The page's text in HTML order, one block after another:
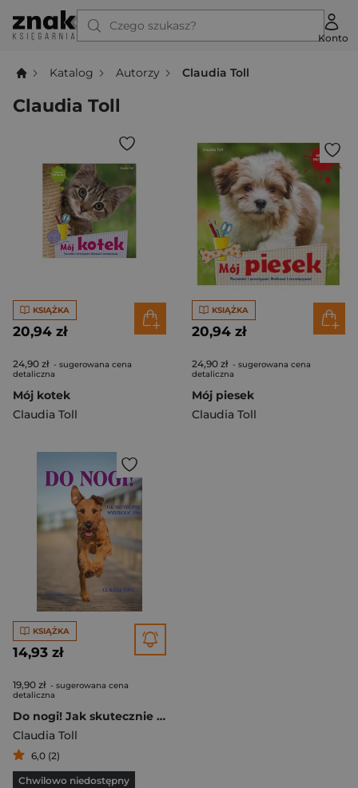
Czego szukasz?
Konto
Katalog Autorzy Claudia Toll
Claudia Toll
KSIĄŻKA
20,94 zł
24,90 zł - sugerowana cena
detaliczna
Mój kotek
Claudia Toll
KSIĄŻKA
20,94 zł
24,90 zł - sugerowana cena
detaliczna
Mój piesek
Claudia Toll
KSIĄŻKA
14,93 zł
19,90 zł - sugerowana cena
detaliczna
Do nogi! Jak skutecznie wyszkolić psa
Claudia Toll
6,0 (2)
Chwilowo niedostępny